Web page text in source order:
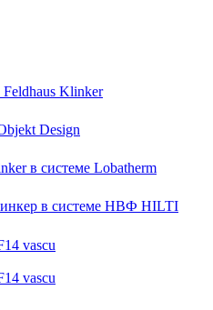
Klinker
Design
в системе Lobatherm
в системе НВФ HILTI
vascu
vascu